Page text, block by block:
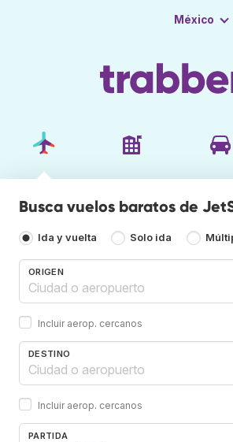
México
Busca vuelos baratos de
Ida y vuelta Solo ida
ORIGEN
Incluir aerop. cercanos
DESTINO
Incluir aerop. cercanos
PARTIDA